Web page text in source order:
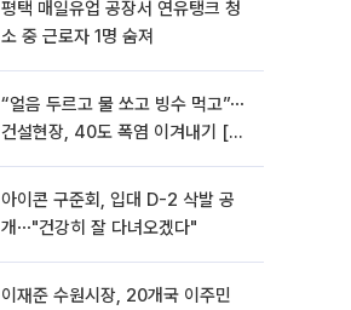
평택 매일유업 공장서 연유탱크 청
소 중 근로자 1명 숨져
“얼음 두르고 물 쏘고 빙수 먹고”⋯
건설현장, 40도 폭염 이겨내기 [르
아이콘 구준회, 입대 D-2 삭발 공
개⋯"건강히 잘 다녀오겠다"
이재준 수원시장, 20개국 이주민